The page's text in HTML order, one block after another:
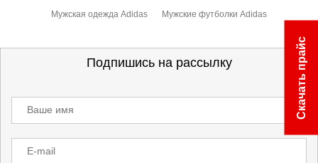
Мужская одежда Adidas Мужские футболки Adidas
Подпишись на рассылку
Ваше имя
E-mail
Скачать прайс